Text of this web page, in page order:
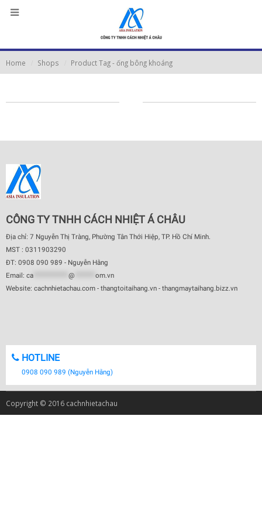
Home Shops Product Tag -ống bông khoáng
CÔNG TY TNHH CÁCH NHIỆT Á CHÂU
Địa chỉ: 7 Nguyễn Thị Tràng, Phường Tân Thới Hiệp, TP. Hồ Chí Minh.
MST : 0311903290
ĐT: 0908 090 989 - Nguyễn Hằng
Email: ca @
om.vn
Website: cachnhietachau.com - thangtoitaihang.vn - thangmaytaihang.bizz.vn
HOTLINE
0908 090 989 (Nguyễn Hằng)
Copyright © 2016 cachnhietachau